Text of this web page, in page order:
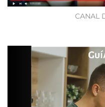
CANAL